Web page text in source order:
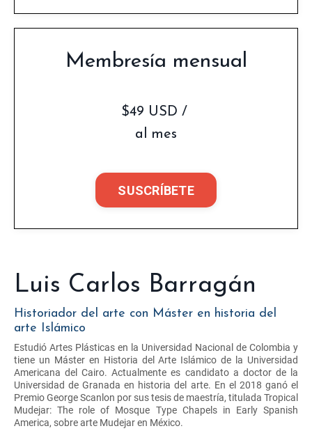
Membresía mensual
$49 USD /
al mes
SUSCRÍBETE
Luis Carlos Barragán
Historiador del arte con Máster en historia del
arte Islámico
Estudió Artes Plásticas en la Universidad Nacional de Colombia y
tiene un Máster en Historia del Arte Islámico de la Universidad
Americana del Cairo. Actualmente es candidato a doctor de la
Universidad de Granada en historia del arte. En el 2018 ganó el
Premio George Scanlon por sus tesis de maestría, titulada Tropical
Mudejar: The role of Mosque Type Chapels in Early Spanish
America, sobre arte Mudejar en México.